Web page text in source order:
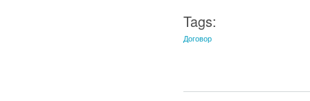
Tags:
Договор